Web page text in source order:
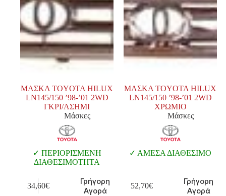
ΜΑΣΚΑ TOYOTA HILUX
LN145/150 ’98-’01 2WD
ΓΚΡΙ/ΑΣΗΜΙ
Μάσκες
ΠΕΡΙΟΡΙΣΜΕΝΗ
ΔΙΑΘΕΣΙΜΟΤΗΤΑ
34,60€
Γρήγορη
Αγορά
ΜΑΣΚΑ TOYOTA HILUX
LN145/150 ’98-’01 2WD
ΧΡΩΜΙΟ
Μάσκες
ΑΜΕΣΑ ΔΙΑΘΕΣΙΜΟ
52,70€
Γρήγορη
Αγορά